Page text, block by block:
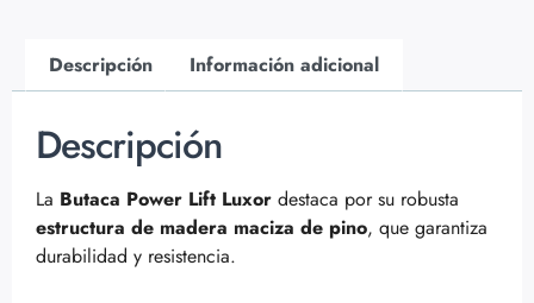
Descripción Información adicional
Descripción
La Butaca Power Lift Luxor destaca por su robusta
estructura de madera maciza de pino, que garantiza
durabilidad y resistencia.